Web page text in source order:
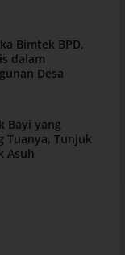
Bimtek BPD,
dalam
Desa
Bayi yang
Tuanya, Tunjuk
Asuh